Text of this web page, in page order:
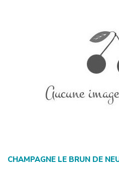
CHAMPAGNE LE BRUN DE